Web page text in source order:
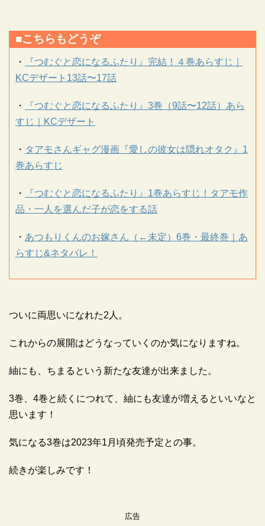
■こちらもどうぞ
・
『つむぐと恋になるふたり』完結！４巻あらすじ｜
KCデザート13話〜17話
・
『つむぐと恋になるふたり』3巻（9話〜12話）あら
すじ｜KCデザート
・ タアモさんギャグ漫画『愛しの彼女は隠れオタク』1
巻あらすじ
・
『つむぐと恋になるふたり』1巻あらすじ！タアモ作
品・一人を選んだ子が恋をする話
・ あつもりくんのお嫁さん（←未定）6巻・最終巻｜あ
らすじ&ネタバレ！
ついに両思いになれた2人。
これからの展開はどうなっていくのか気になりますね。
紬にも、ちまるという新たな友達が出来ました。
3巻、4巻と続くにつれて、紬にも友達が増えるといいなと
思います！
気になる3巻は2023年1月頃発売予定との事。
続きが楽しみです！
広告